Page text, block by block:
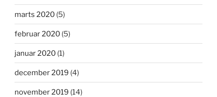
marts 2020 (5)
februar 2020 (5)
januar 2020 (1)
december 2019 (4)
november 2019 (14)